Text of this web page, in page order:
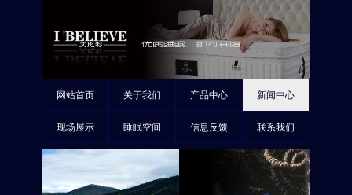
网站首页 关于我们 产品中心 新闻中心
现场展示 睡眠空间 信息反馈 联系我们